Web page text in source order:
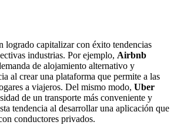
logrado capitalizar con éxito tendencias
industrias. Por ejemplo, Airbnb
de alojamiento alternativo y
al crear una plataforma que permite a las
a viajeros. Del mismo modo, Uber
de un transporte más conveniente y
tendencia al desarrollar una aplicación que
conductores privados.